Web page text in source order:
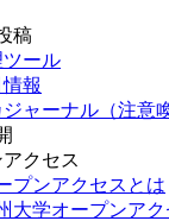
稿
ール
報
ャーナル（注意
クセス
プンアクセスとは
大学オープンア